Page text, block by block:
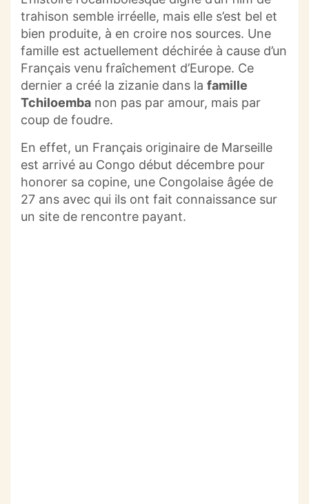
trahison semble irréelle, mais elle s’est bel et
bien produite, à en croire nos sources. Une
famille est actuellement déchirée à cause d’un
Français venu fraîchement d’Europe. Ce
dernier a créé la zizanie dans la famille
Tchiloemba non pas par amour, mais par
coup de foudre.
En effet, un Français originaire de Marseille
est arrivé au Congo début décembre pour
honorer sa copine, une Congolaise âgée de
27 ans avec qui ils ont fait connaissance sur
un site de rencontre payant.